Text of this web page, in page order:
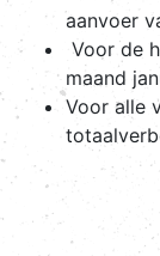
aanvoer
Voor de
maand
Voor alle